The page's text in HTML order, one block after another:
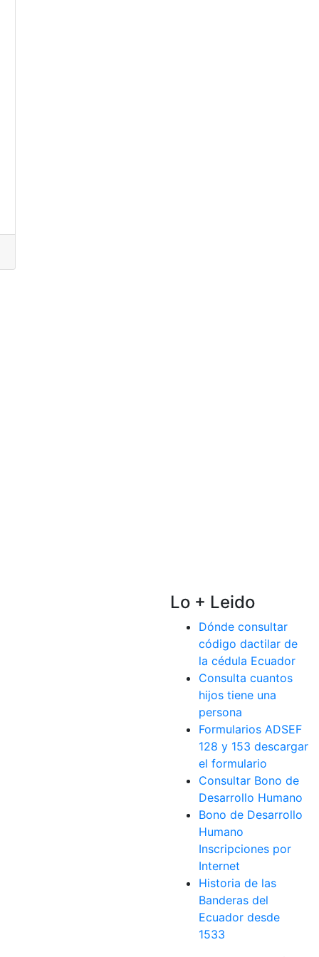
Lo + Leido
Dónde consultar
código dactilar de
la cédula Ecuador
Consulta cuantos
hijos tiene una
persona
Formularios ADSEF
128 y 153 descargar
el formulario
Consultar Bono de
Desarrollo Humano
Bono de Desarrollo
Humano
Inscripciones por
Internet
Historia de las
Banderas del
Ecuador desde
1533